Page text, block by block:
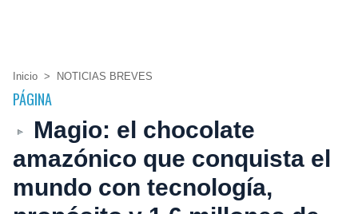
Inicio > NOTICIAS BREVES
PÁGINA
Magio: el chocolate
amazónico que conquista el
mundo con tecnología,